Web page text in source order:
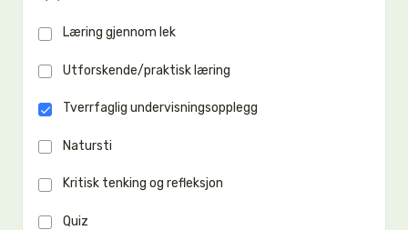
Læring gjennom lek
Utforskende/praktisk læring
Tverrfaglig undervisningsopplegg
Natursti
Kritisk tenking og refleksjon
Quiz